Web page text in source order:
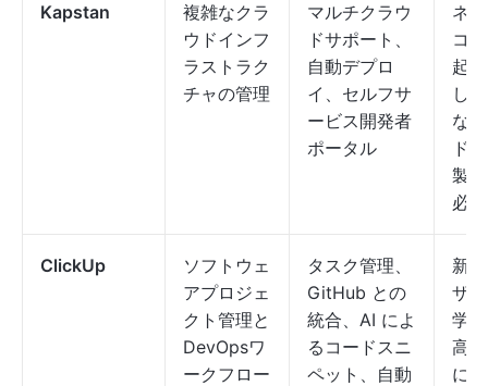
Kapstan
複雑なクラ
ウドインフ
ラストラク
チャの管理
マルチクラウ
ドサポート、
自動デプロ
イ、セルフサ
ービス開発者
ポータル
ネ
コ
起
し
な
ド
製
必
ClickUp
ソフトウェ
アプロジェ
クト管理と
DevOpsワ
ークフロー
タスク管理、
GitHub との
統合、AI によ
るコードスニ
ペット、自動
新
ザ
学
高
に